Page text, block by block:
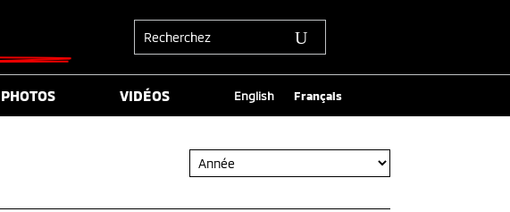
PHOTOS VIDÉOS English Français